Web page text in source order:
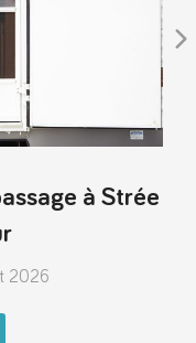
à Strée
2026